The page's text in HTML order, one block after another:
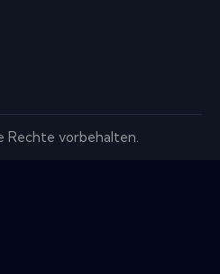
Rechte vorbehalten.